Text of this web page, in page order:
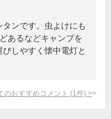
ンです。虫よけにも
あるなどキャンプを
しやすく懐中電灯と
のおすすめコメント (1 件) >